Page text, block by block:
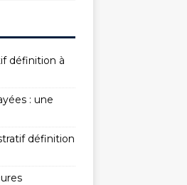
définition à
: une
définition